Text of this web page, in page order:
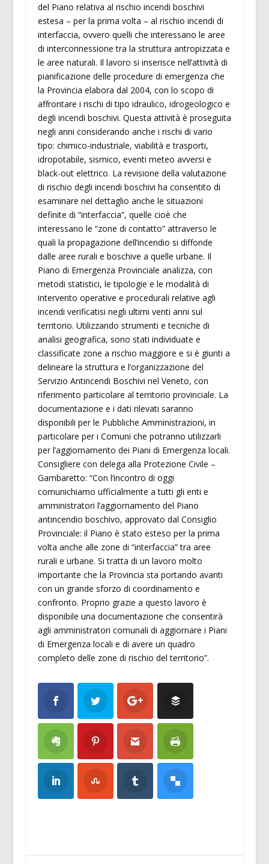
del Piano relativa al rischio incendi boschivi
estesa – per la prima volta – al rischio incendi di
interfaccia, ovvero quelli che interessano le aree
di interconnessione tra la struttura antropizzata e
le aree naturali. Il lavoro si inserisce nell’attività di
pianificazione delle procedure di emergenza che
la Provincia elabora dal 2004, con lo scopo di
affrontare i rischi di tipo idraulico, idrogeologico e
degli incendi boschivi. Questa attività è proseguita
negli anni considerando anche i rischi di vario
tipo: chimico-industriale, viabilità e trasporti,
idropotabile, sismico, eventi meteo avversi e
black-out elettrico. La revisione della valutazione
di rischio degli incendi boschivi ha consentito di
esaminare nel dettaglio anche le situazioni
definite di “interfaccia”, quelle cioè che
interessano le “zone di contatto” attraverso le
quali la propagazione dell’incendio si diffonde
dalle aree rurali e boschive a quelle urbane. Il
Piano di Emergenza Provinciale analizza, con
metodi statistici, le tipologie e le modalità di
intervento operative e procedurali relative agli
incendi verificatisi negli ultimi venti anni sul
territorio. Utilizzando strumenti e tecniche di
analisi geografica, sono stati individuate e
classificate zone a rischio maggiore e si è giunti a
delineare la struttura e l’organizzazione del
Servizio Antincendi Boschivi nel Veneto, con
riferimento particolare al territorio provinciale. La
documentazione e i dati rilevati saranno
disponibili per le Pubbliche Amministrazioni, in
particolare per i Comuni che potranno utilizzarli
per l’aggiornamento dei Piani di Emergenza locali.
Consigliere con delega alla Protezione Civile –
Gambaretto: “Con l’incontro di oggi
comunichiamo ufficialmente a tutti gli enti e
amministratori l’aggiornamento del Piano
antincendio boschivo, approvato dal Consiglio
Provinciale: il Piano è stato esteso per la prima
volta anche alle zone di “interfaccia” tra aree
rurali e urbane. Si tratta di un lavoro molto
importante che la Provincia sta portando avanti
con un grande sforzo di coordinamento e
confronto. Proprio grazie a questo lavoro è
disponibile una documentazione che consentirà
agli amministratori comunali di aggiornare i Piani
di Emergenza locali e di avere un quadro
completo delle zone di rischio del territorio”.